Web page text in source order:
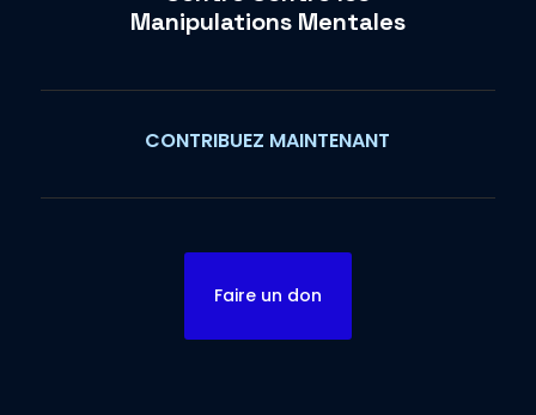
Manipulations Mentales
CONTRIBUEZ MAINTENANT
Faire un don